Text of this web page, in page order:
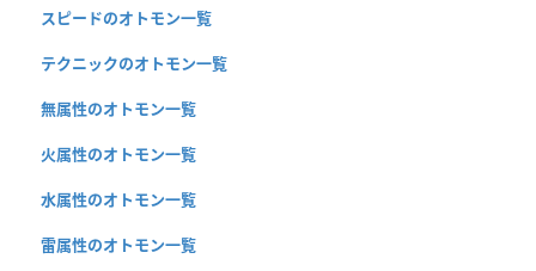
スピードのオトモン一覧
テクニックのオトモン一覧
無属性のオトモン一覧
火属性のオトモン一覧
水属性のオトモン一覧
雷属性のオトモン一覧